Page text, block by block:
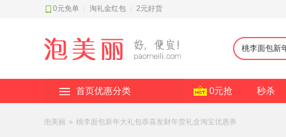
0元免单 淘礼金红包 2元好货
首页优惠分类 0元抢 秒杀
泡美丽 » 桃李面包新年大礼包恭喜发财年货礼盒淘宝优惠券